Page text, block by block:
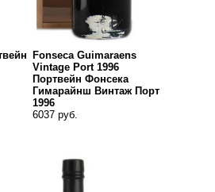
Fonseca Guimaraens
Vintage Port 1996
Портвейн Фонсека
Гимарайнш Винтаж Порт
1996
6037 руб.